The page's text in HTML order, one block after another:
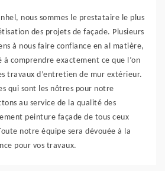
nous sommes le prestataire le plus
des projets de façade. Plusieurs
à nous faire confiance en al matière,
comprendre exactement ce que l’on
travaux d’entretien de mur extérieur.
qui sont les nôtres pour notre
au service de la qualité des
peinture façade de tous ceux
notre équipe sera dévouée à la
pour vos travaux.